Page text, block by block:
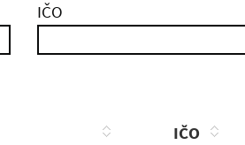
IČO
IČO